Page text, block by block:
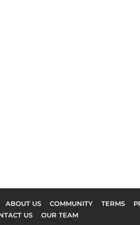
ABOUT US COMMUNITY TERMS
US OUR TEAM